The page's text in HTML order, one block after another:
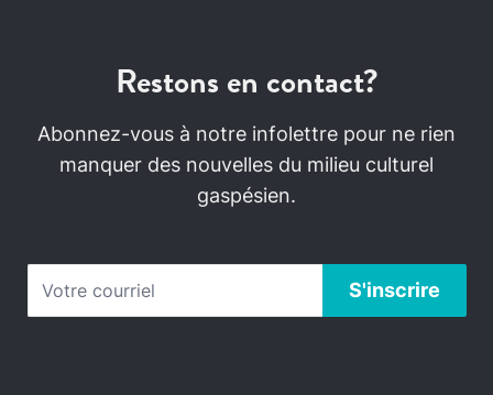
Restons en contact?
Abonnez-vous à notre infolettre pour ne rien
manquer des nouvelles du milieu culturel
gaspésien.